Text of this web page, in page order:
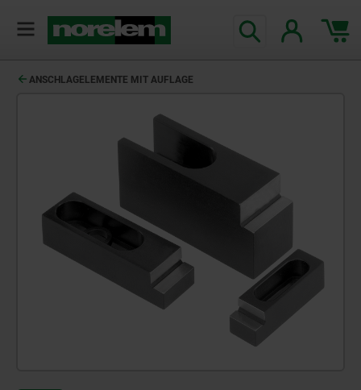
ANSCHLAGELEMENTE MIT AUFLAGE